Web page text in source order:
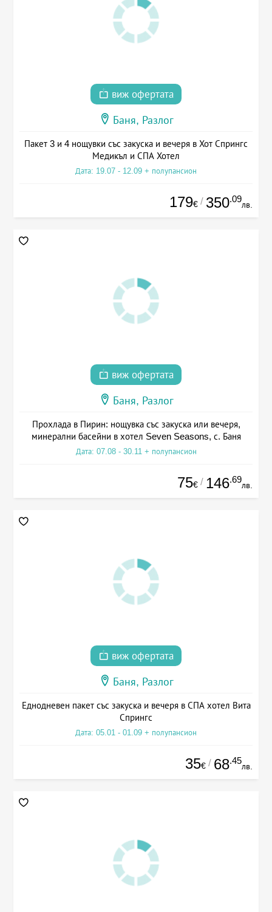
виж офертата
Баня, Разлог
Пакет 3 и 4 нощувки със закуска и вечеря в Хот Спрингс
Медикъл и СПА Хотел
Дата: 19.07 - 12.09 + полупансион
179€ / 350.09
лв.
виж офертата
Баня, Разлог
Прохлада в Пирин: нощувка със закуска или вечеря,
минерални басейни в хотел Seven Seasons, с. Баня
Дата: 07.08 - 30.11 + полупансион
75€ / 146.69
лв.
виж офертата
Баня, Разлог
Еднодневен пакет със закуска и вечеря в СПА хотел Вита
Спрингс
Дата: 05.01 - 01.09 + полупансион
35€ / 68.45
лв.